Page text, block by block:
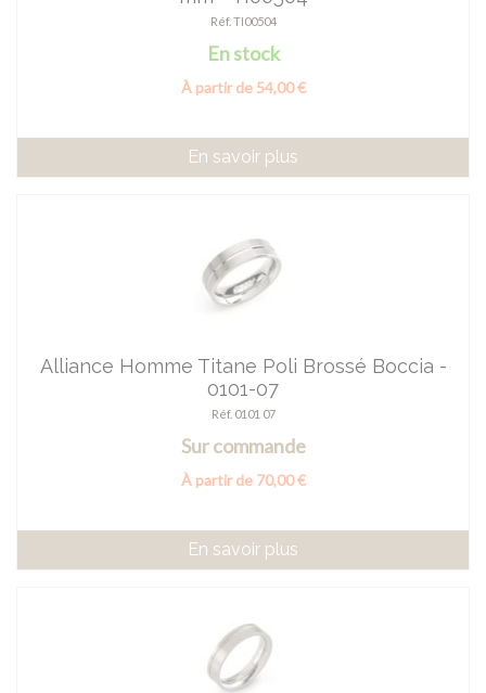
Réf. TI00504
En stock
À partir de 54,00 €
En savoir plus
Alliance Homme Titane Poli Brossé Boccia -
0101-07
Réf. 0101 07
Sur commande
À partir de 70,00 €
En savoir plus